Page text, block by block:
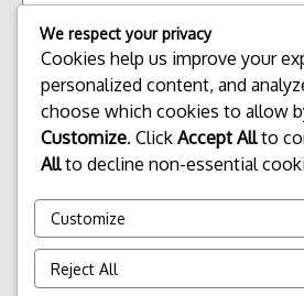
Simpan nama, email, dan situs web
untuk komentar saya berikutnya.
We respect your privacy
Cookies help us improve your
personalized content, and
choose which cookies to allow
Customize. Click Accept Allto
Allto decline non-essential
Customize
Reject All